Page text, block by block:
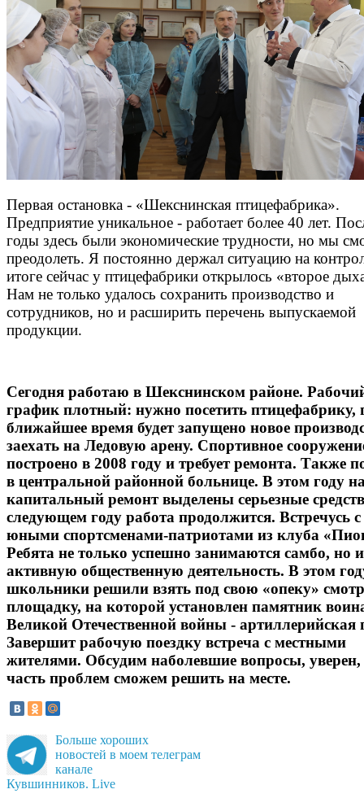
Первая остановка - «Шекснинская птицефабрика».
Предприятие уникальное - работает более 40 лет.
годы здесь были экономические трудности, но мы
преодолеть. Я постоянно держал ситуацию на
итоге сейчас у птицефабрики открылось «второе
Нам не только удалось сохранить производство и
сотрудников, но и расширить перечень выпускаемой
продукции.
Сегодня работаю в Шекснинском районе.
график плотный: нужно посетить птицефабрику,
ближайшее время будет запущено новое
заехать на Ледовую арену. Спортивное
построено в 2008 году и требует ремонта. Также
в центральной районной больнице. В этом году
капитальный ремонт выделены серьезные
следующем году работа продолжится. Встречусь с
юными спортсменами-патриотами из клуба
Ребята не только успешно занимаются самбо, но
активную общественную деятельность. В этом
школьники решили взять под свою «опеку»
площадку, на которой установлен памятник
Великой Отечественной войны - артиллерийская
Завершит рабочую поездку встреча с местными
жителями. Обсудим наболевшие вопросы, уверен,
часть проблем сможем решить на месте.
Больше хороших
новостей в моем телеграм
канале
Кувшинников. Live